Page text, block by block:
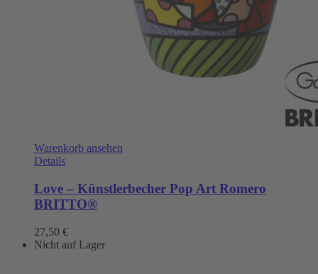
Warenkorb ansehen
Details
Love – Künstlerbecher Pop Art Romero
BRITTO®
27,50 €
Nicht auf Lager